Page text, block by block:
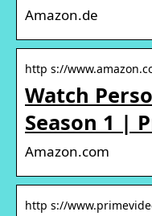
Amazon.de
http s://
Watch
Season 1 |
Amazon.com
http s://